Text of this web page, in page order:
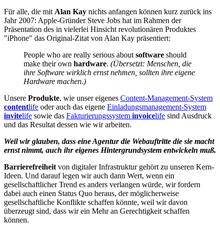
Für alle, die mitAlan Kay nichts anfangen können kurz zurück ins
Jahr 2007: Apple-Gründer Steve Jobs hat im Rahmen der
Präsentation des in vielerlei Hinsicht revolutionären Produktes
"iPhone" das Original-Zitat von Alan Kay präsentiert:
People who are really serious aboutsoftware should
make their own hardware. (Übersetzt: Menschen, die
ihre Software wirklich ernst nehmen, sollten ihre eigene
Hardware machen.)
Unsere Produkte, wie unser eigenes Content-Management-System
contentlife oder auch das eigene Einladungsmanagement-System
invitelife sowie das Fakturierungssystem invoicelife sind Ausdruck
und das Resultat dessen wie wir arbeiten.
Weil wir glauben, dass eine Agentur die Webauftritte die sie macht
ernst nimmt, auch ihr eigenes Hintergrundsystem entwickeln muß.
Barrierefreiheitvon digitaler Infrastruktur gehört zu unseren Kern-
Ideen. Und darauf legen wir auch dann Wert, wenn ein
gesellschaftlicher Trend es anders verlangen würde, wir fordern
dabei auch einen Status Quo heraus, der möglicherweise
gesellschaftliche Konflikte schaffen könnte, weil wir davon
überzeugt sind, dass wir ein Mehr an Gerechtigkeit schaffen
können.